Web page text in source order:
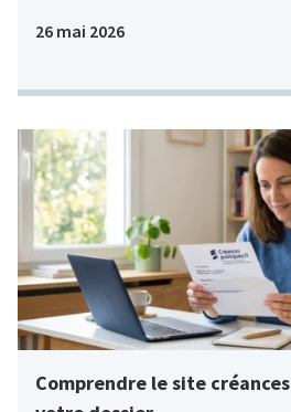
26 mai 2026
Comprendre le site